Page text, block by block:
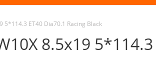
5*114.3 ET40 Dia70.1 Racing Black
8.5x19